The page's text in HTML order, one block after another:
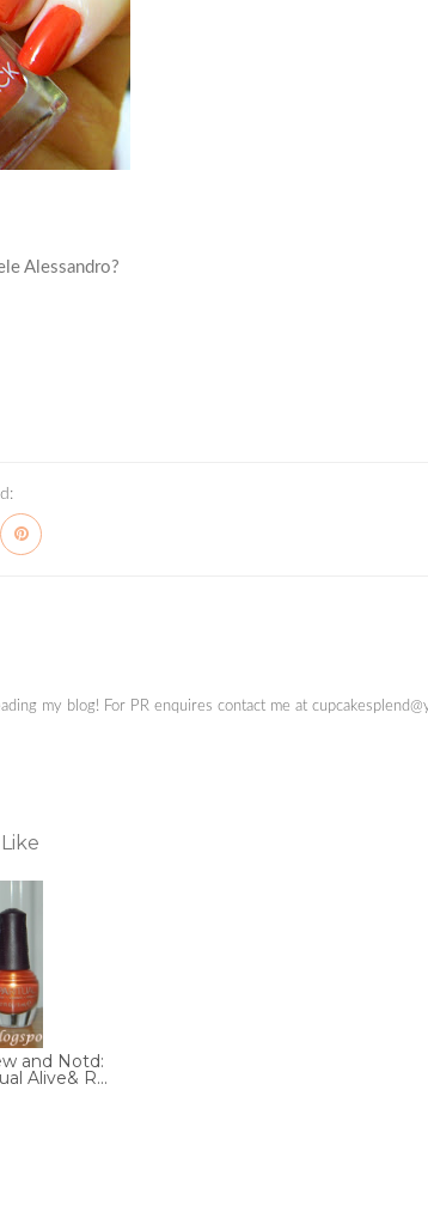
Alessandro?
my blog! For PR enquires contact me at
and Notd:
Alive& R...